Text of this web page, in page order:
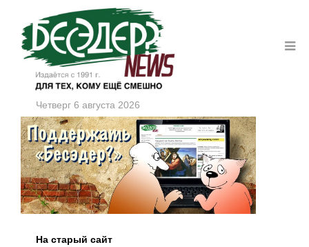
Четверг 6 августа 2026
На старый сайт